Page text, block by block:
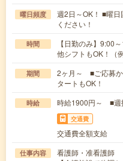
曜日頻度
週2日～OK！ ■曜
ください！
時間
【日勤のみ】9:00
他シフトもOK！（
期間
2ヶ月～ ■ご応募
タートもOK！
時給 時給1900円～ ■週
交通費
交通費全額支給
仕事内容
看護師・准看護師